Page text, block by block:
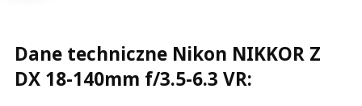
Dane techniczne Nikon NIKKOR Z
DX 18-140mm f/3.5-6.3 VR: